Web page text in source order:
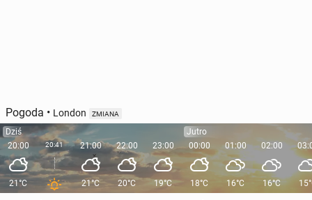
Pogoda • London ZMIANA
Dziś
20:00
21°C
20:41 21:00
21°C
22:00
20°C
23:00
19°C
Jutro
00:00
18°C
01:00
16°C
02:00
16°C